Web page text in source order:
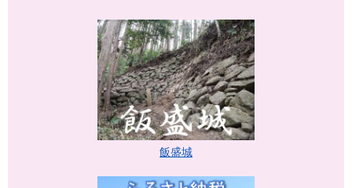
飯盛城